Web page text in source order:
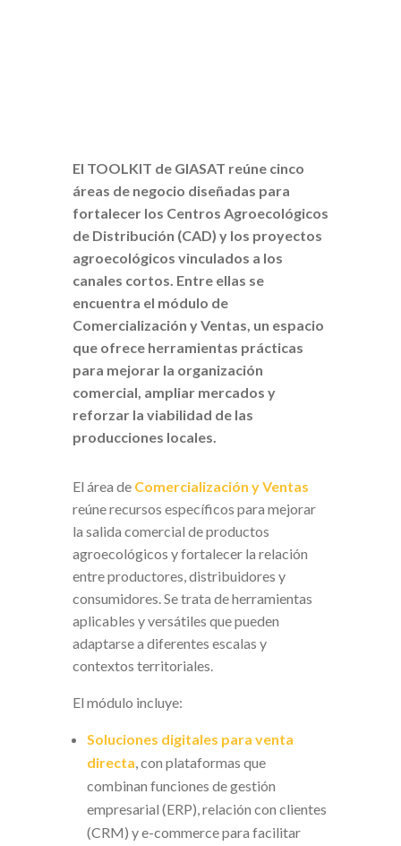
El TOOLKIT de GIASAT reúne cinco
áreas de negocio diseñadas para
fortalecer los Centros Agroecológicos
de Distribución (CAD) y los proyectos
agroecológicos vinculados a los
canales cortos. Entre ellas se
encuentra el módulo de
Comercialización y Ventas, un espacio
que ofrece herramientas prácticas
para mejorar la organización
comercial, ampliar mercados y
reforzar la viabilidad de las
producciones locales.
El área de Comercialización y Ventas
reúne recursos específicos para mejorar
la salida comercial de productos
agroecológicos y fortalecer la relación
entre productores, distribuidores y
consumidores. Se trata de herramientas
aplicables y versátiles que pueden
adaptarse a diferentes escalas y
contextos territoriales.
El módulo incluye:
Soluciones digitales para venta
directa, con plataformas que
combinan funciones de gestión
empresarial (ERP), relación con clientes
(CRM) y e-commerce para facilitar